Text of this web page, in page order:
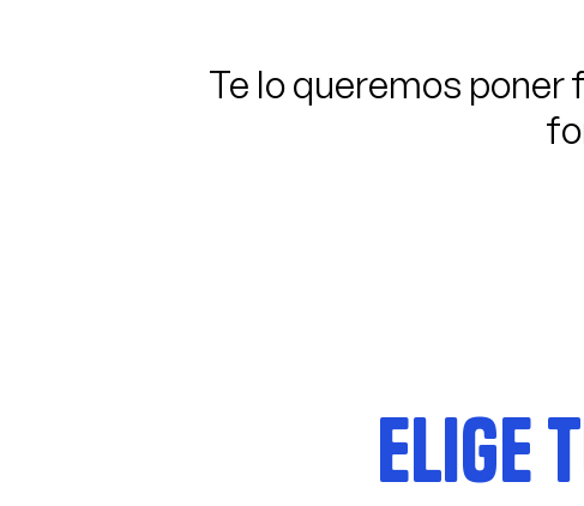
Te lo queremos poner
Elige